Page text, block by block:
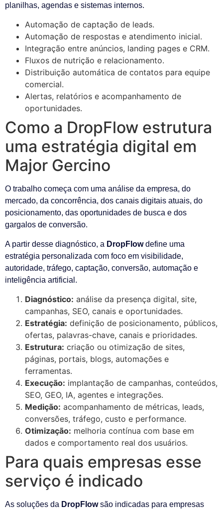
planilhas, agendas e sistemas internos.
Automação de captação de leads.
Automação de respostas e atendimento inicial.
Integração entre anúncios, landing pages e CRM.
Fluxos de nutrição e relacionamento.
Distribuição automática de contatos para equipe
comercial.
Alertas, relatórios e acompanhamento de
oportunidades.
Como a DropFlow estrutura
uma estratégia digital em
Major Gercino
O trabalho começa com uma análise da empresa, do
mercado, da concorrência, dos canais digitais atuais, do
posicionamento, das oportunidades de busca e dos
gargalos de conversão.
A partir desse diagnóstico, a DropFlowdefine uma
estratégia personalizada com foco em visibilidade,
autoridade, tráfego, captação, conversão, automação e
inteligência artificial.
Diagnóstico: análise da presença digital, site,
campanhas, SEO, canais e oportunidades.
Estratégia: definição de posicionamento, públicos,
ofertas, palavras-chave, canais e prioridades.
Estrutura: criação ou otimização de sites,
páginas, portais, blogs, automações e
ferramentas.
Execução: implantação de campanhas, conteúdos,
SEO, GEO, IA, agentes e integrações.
Medição: acompanhamento de métricas, leads,
conversões, tráfego, custo e performance.
Otimização: melhoria contínua com base em
dados e comportamento real dos usuários.
Para quais empresas esse
serviço é indicado
As soluções da DropFlowsão indicadas para empresas